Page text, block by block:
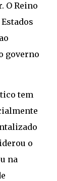
O Reino
governo
tem
o
na